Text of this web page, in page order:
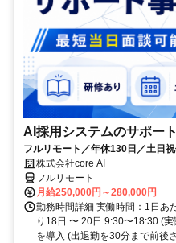
AI採用システムのサポー
フルリモート／年休130日／土日
株式会社core AI
フルリモート
月給250,000円～280,000円
勤務時間詳細 実働時間：1日あ
り18日 〜 20日 9:30〜18:30 (
を導入 (出退勤を30分まで前後